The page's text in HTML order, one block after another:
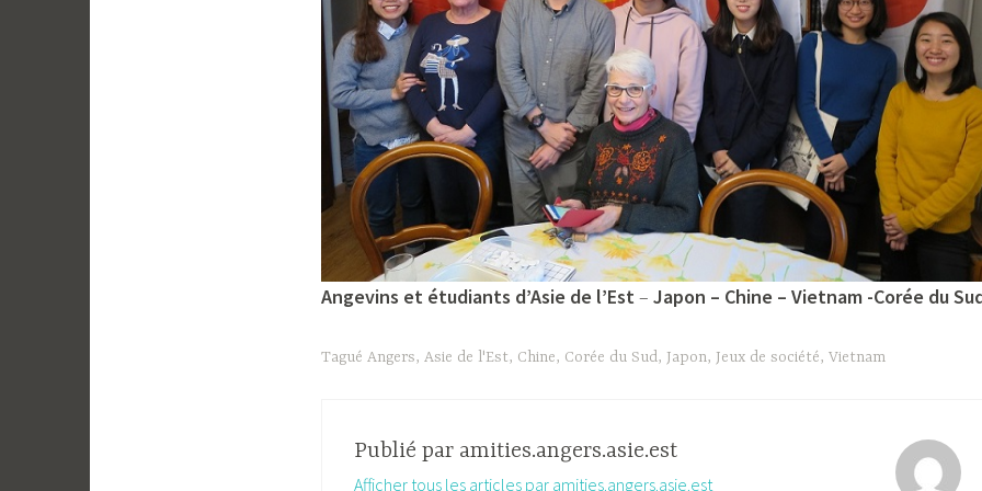
Angevins et étudiants d’Asie de l’Est– Japon – Chine – Vietnam -Corée du
Tagué Angers, Asie de l'Est, Chine, Corée du Sud, Japon, Jeux de société, Vietnam
Publié par amities.angers.asie.est
Afficher tous les articles par amities.angers.asie.est